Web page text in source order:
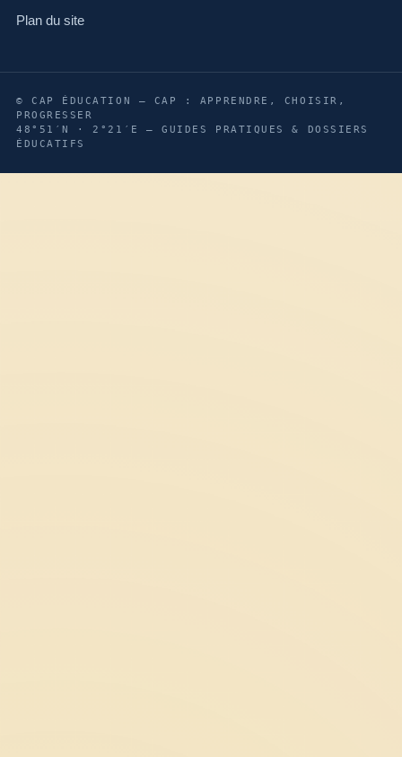
Plan du site
© CAP ÉDUCATION — CAP : APPRENDRE, CHOISIR,
PROGRESSER
48°51′N · 2°21′E — GUIDES PRATIQUES & DOSSIERS
ÉDUCATIFS